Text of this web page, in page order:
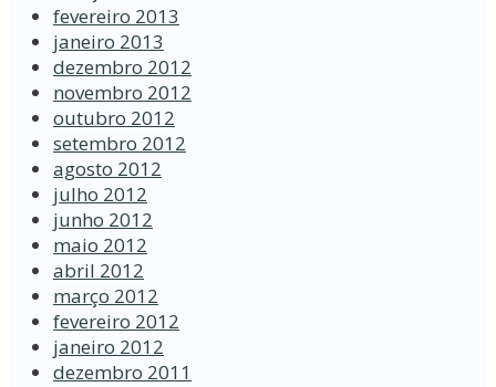
fevereiro 2013
janeiro 2013
dezembro 2012
novembro 2012
outubro 2012
setembro 2012
agosto 2012
julho 2012
junho 2012
maio 2012
abril 2012
março 2012
fevereiro 2012
janeiro 2012
dezembro 2011